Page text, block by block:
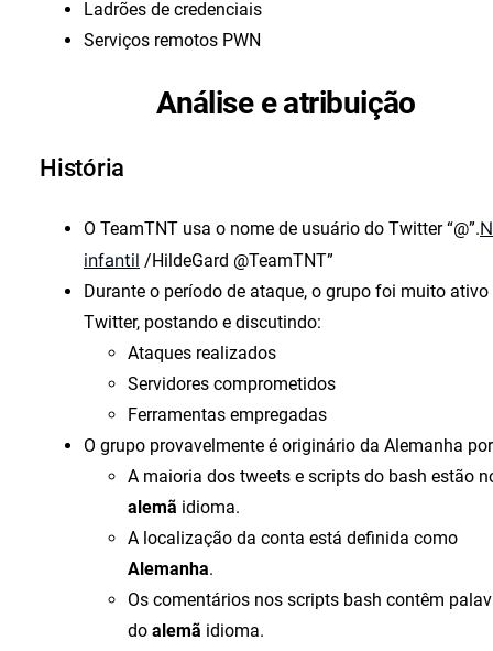
Ladrões de credenciais
Serviços remotos PWN
Análise e atribuição
História
O TeamTNT usa o nome de usuário do Twitter “@”.
infantil /HildeGard @TeamTNT”
Durante o período de ataque, o grupo foi muito ativo
Twitter, postando e discutindo:
Ataques realizados
Servidores comprometidos
Ferramentas empregadas
O grupo provavelmente é originário da Alemanha
A maioria dos tweets e scripts do bash estão
alemã idioma.
A localização da conta está definida como
Alemanha.
Os comentários nos scripts bash contêm
do alemã idioma.